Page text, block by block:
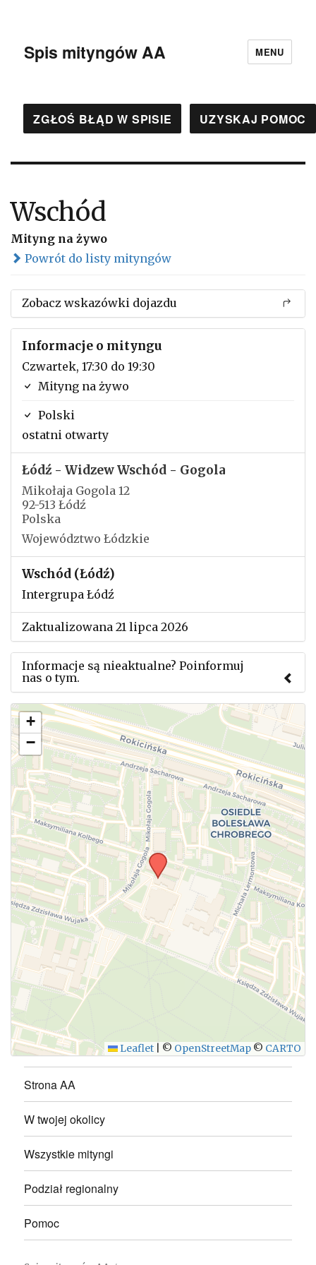
Spis mityngów AA MENU
ZGŁOŚ BŁĄD W SPISIE UZYSKAJ POMOC
Wschód
Mityng na żywo
Powrót do listy mityngów
Zobacz wskazówki dojazdu
Informacje o mityngu
Czwartek, 17:30 do 19:30
Mityng na żywo
Polski
ostatni otwarty
Łódź - Widzew Wschód - Gogola
Mikołaja Gogola 12
92-513 Łódź
Polska
Województwo Łódzkie
Wschód (Łódź)
Intergrupa Łódź
Zaktualizowana 21 lipca 2026
Informacje są nieaktualne? Poinformuj
nas o tym.
Użyj tego formularza aby przesłać informację o
zmianach w powyższym mityngu.
+
−
Leaflet © OpenStreetMap © CARTO
Strona AA
W twojej okolicy
Wszystkie mityngi
Podział regionalny
Pomoc